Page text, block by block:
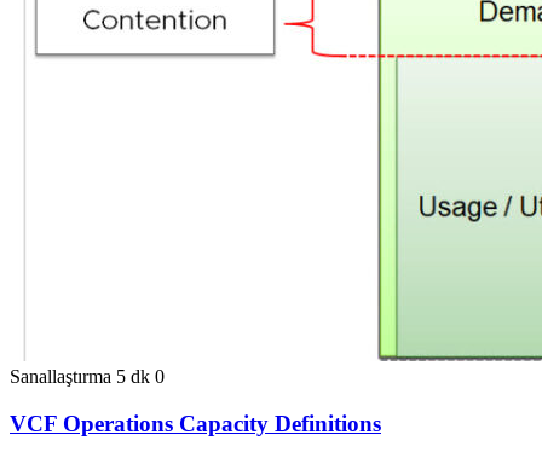
Sanallaştırma 5 dk 0
VCF Operations Capacity Definitions